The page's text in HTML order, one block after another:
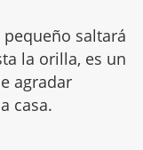
saltará
la orilla, es un
agradar
casa.